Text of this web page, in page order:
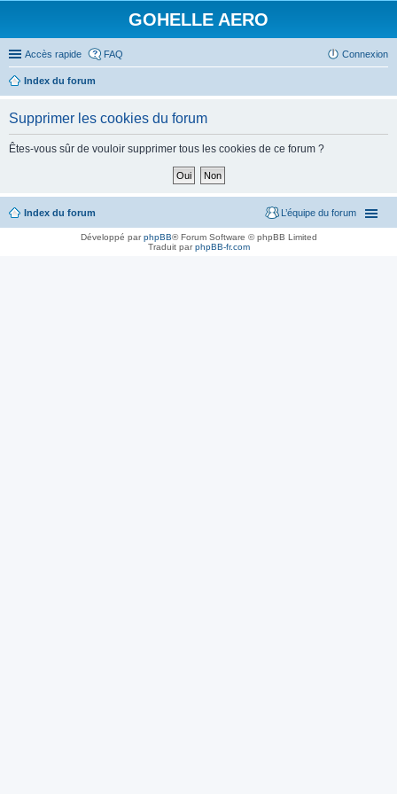
GOHELLE AERO
Accès rapide FAQ Connexion
Index du forum
Supprimer les cookies du forum
Êtes-vous sûr de vouloir supprimer tous les cookies de ce forum ?
Index du forum L’équipe du forum
Développé parphpBB® Forum Software © phpBB Limited
Traduit parphpBB-fr.com